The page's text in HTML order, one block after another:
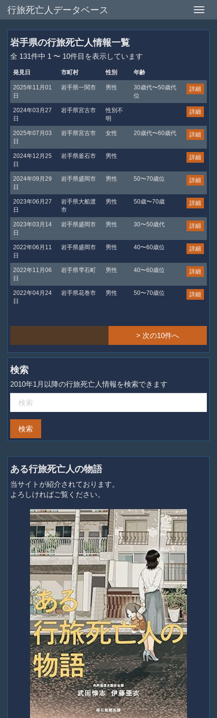
Toggle
行旅死亡人データベース
岩手県の行旅死亡人情報一覧
全 131件中 1 〜 10件目を表示しています
発見日 市町村 性別 年齢
2025年11月01
日
岩手県一関市 男性
30歳代〜50歳代
位
詳細
2024年03月27
日
岩手県宮古市
性別不
明
詳細
2025年07月03
日
岩手県宮古市 女性 20歳代〜60歳代 詳細
2024年12月25
日
岩手県釜石市 男性 詳細
2024年09月29
日
岩手県盛岡市 男性 50〜70歳位 詳細
2023年06月27
日
岩手県大船渡
市
男性 50歳〜70歳 詳細
2023年03月14
日
岩手県盛岡市 男性 30〜50歳代 詳細
2022年06月11
日
岩手県盛岡市 男性 40〜60歳位 詳細
2022年11月06
日
岩手県雫石町 男性 40〜60歳位 詳細
2022年04月24
日
岩手県花巻市 男性 50〜70歳位 詳細
> 次の10件へ
検索
2010年1月以降の行旅死亡人情報を検索できます
ある行旅死亡人の物語
当サイトが紹介されております。
よろしければご覧ください。